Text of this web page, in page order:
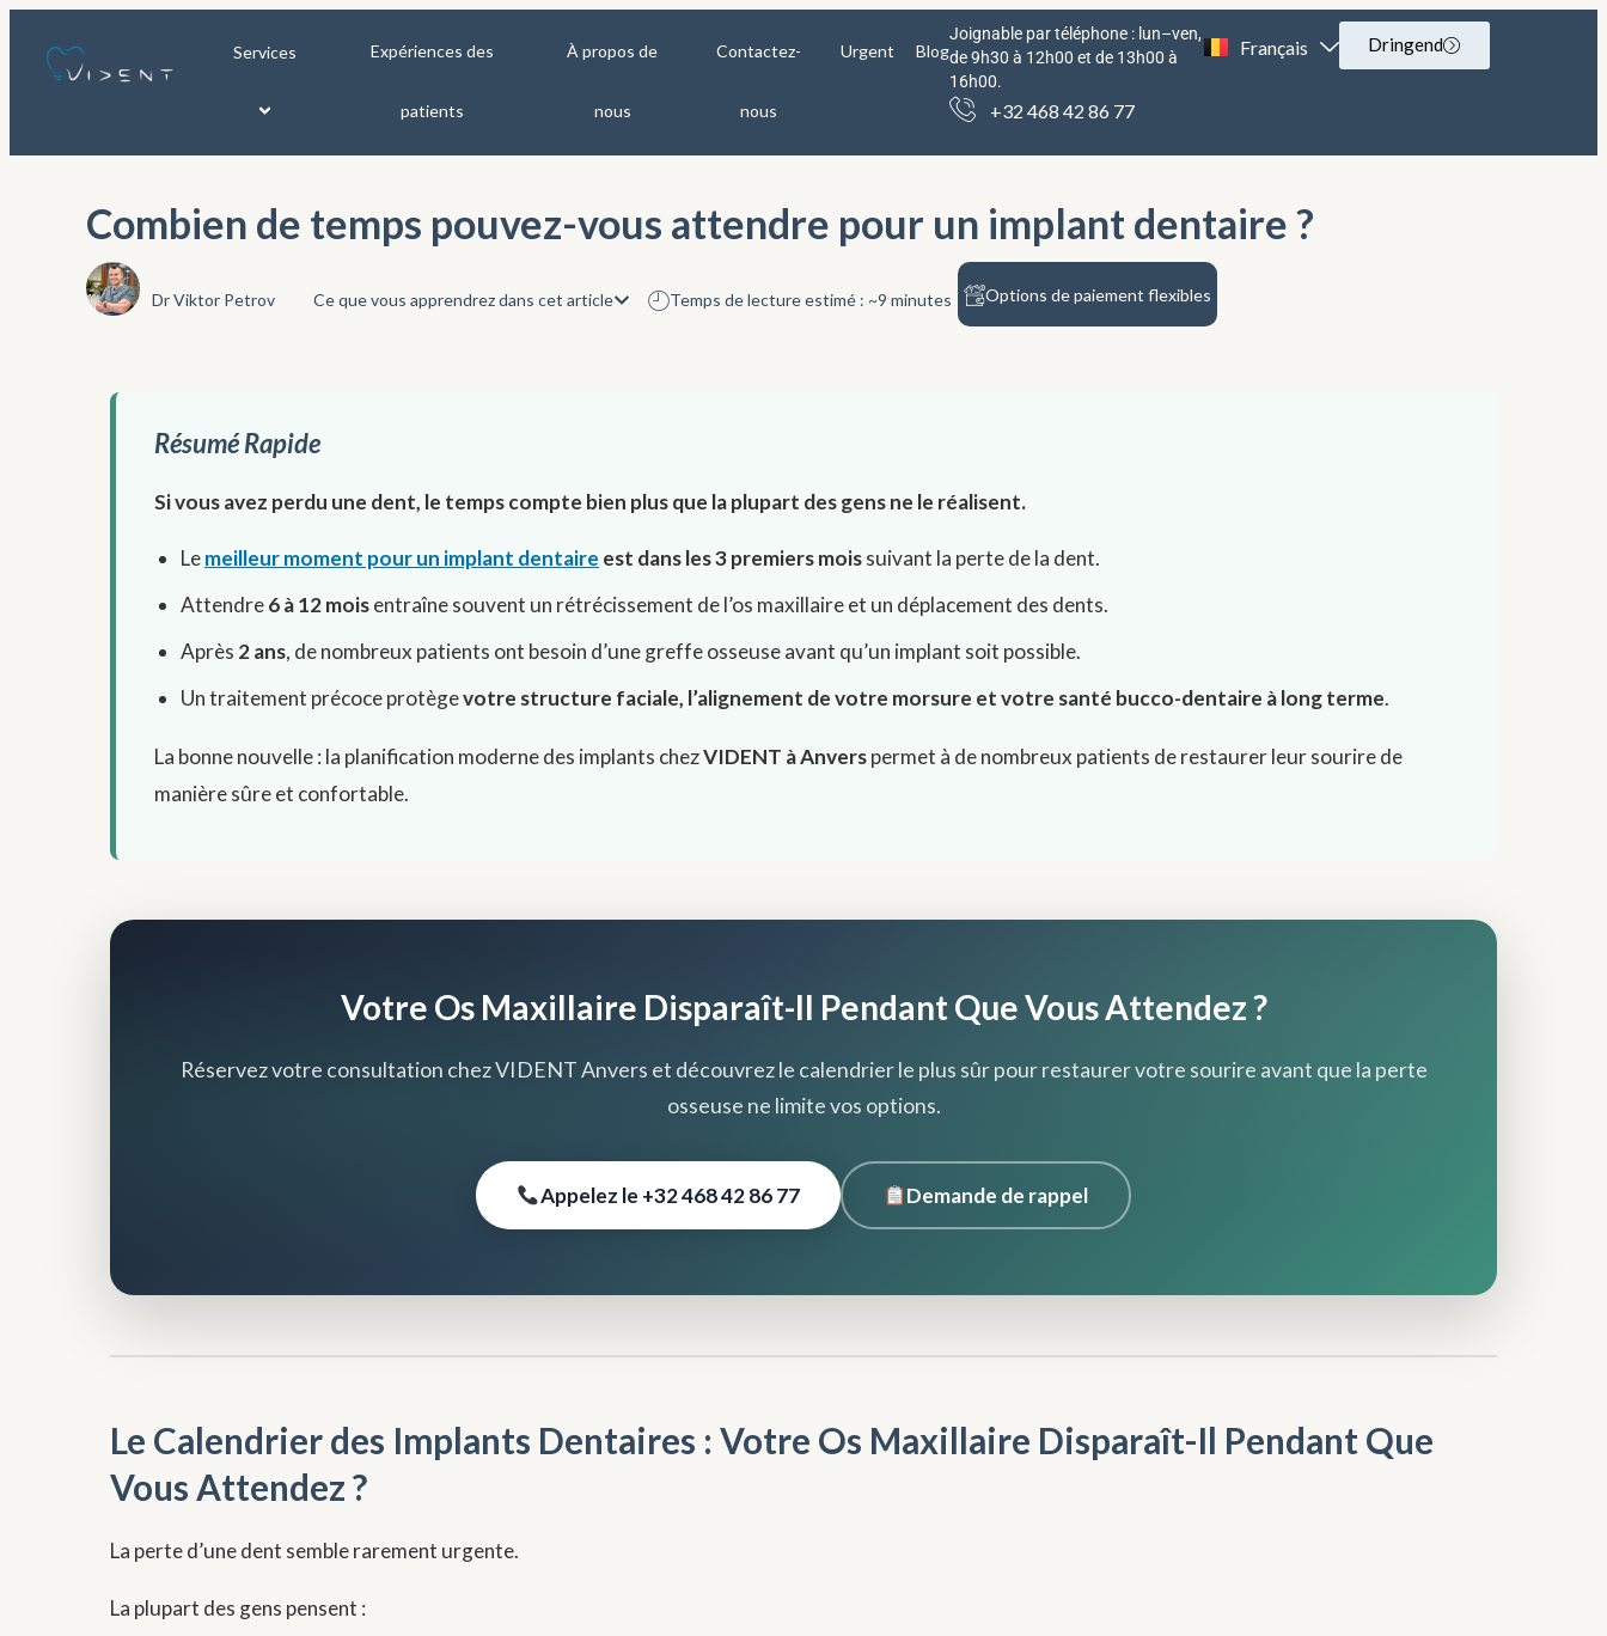
Services Expériences des
patients
À propos de
nous
Contactez-
nous
Urgent Blog
Joignable par téléphone : lun–ven,
de 9h30 à 12h00 et de 13h00 à
16h00.
+32 468 42 86 77
Français
English Dringend
Combien de temps pouvez-vous attendre pour un implant dentaire ?
Dr Viktor Petrov Ce que vous apprendrez dans cet article Temps de lecture estimé : ~9 minutes Options de paiement flexibles
Résumé Rapide
Si vous avez perdu une dent, le temps compte bien plus que la plupart des gens ne le réalisent.
Lemeilleur moment pour un implant dentaire est dans les 3 premiers moissuivant la perte de la dent.
Attendre6 à 12 moisentraîne souvent un rétrécissement de l’os maxillaire et un déplacement des dents.
Après 2 ans, de nombreux patients ont besoin d’une greffe osseuse avant qu’un implant soit possible.
Un traitement précoce protègevotre structure faciale, l’alignement de votre morsure et votre santé bucco-dentaire à long terme.
La bonne nouvelle : la planification moderne des implants chezVIDENT à Anverspermet à de nombreux patients de restaurer leur sourire de
manière sûre et confortable.
Votre Os Maxillaire Disparaît-Il Pendant Que Vous Attendez ?
Réservez votre consultation chez VIDENT Anvers et découvrez le calendrier le plus sûr pour restaurer votre sourire avant que la perte
osseuse ne limite vos options.
Appelez le +32 468 42 86 77 Demande de rappel
Le Calendrier des Implants Dentaires : Votre Os Maxillaire Disparaît-Il Pendant Que
Vous Attendez ?
La perte d’une dent semble rarement urgente.
La plupart des gens pensent :